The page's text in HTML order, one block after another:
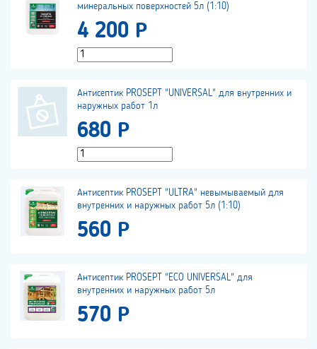
минеральных поверхностей 5л (1:10)
4 200 Р
Антисептик PROSEPT "UNIVERSAL" для внутренних и
наружных работ 1л
680 Р
Антисептик PROSEPT "ULTRA" невымываемый для
внутренних и наружных работ 5л (1:10)
560 Р
Антисептик PROSEPT "ECO UNIVERSAL" для
внутренних и наружных работ 5л
570 Р